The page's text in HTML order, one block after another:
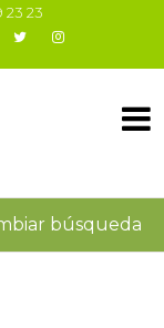
23 23
búsqueda